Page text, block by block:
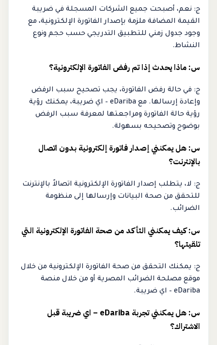
ج: نعم، أصبحت جميع الشركات المسجلة في ضريبة
القيمة المضافة ملزمة بإصدار الفاتورة الإلكترونية، مع
وجود جدول زمني للتطبيق التدريجي حسب حجم ونوع
النشاط.
س: ماذا يحدث إذا تم رفض الفاتورة الإلكترونية؟
ج: في حالة رفض الفاتورة، يجب تصحيح سبب الرفض
وإعادة إرسالها. مع eDariba – اي ضريبة، يمكنك رؤية
رؤية حالة الفاتورة ومراجعتها لمعرفة سبب الرفض
بوضوح وتصحيحه بسهولة.
س: هل يمكنني إصدار فاتورة إلكترونية بدون اتصال
بالإنترنت؟
ج: لا، يتطلب إصدار الفاتورة الإلكترونية اتصالاً بالإنترنت
للتحقق من صحة البيانات وإرسالها إلى منظومة
الضرائب.
س: كيف يمكنني التأكد من صحة الفاتورة الإلكترونية التي
تلقيتها؟
ج: يمكنك التحقق من صحة الفاتورة الإلكترونية من خلال
موقع مصلحة الضرائب المصرية أو من خلال منصة
eDariba – اي ضريبة.
س: هل يمكنني تجربة eDariba – اي ضريبة قبل
الاشتراك؟